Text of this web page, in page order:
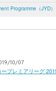
Programme（JYD）
10/07
ープレミアリーグ